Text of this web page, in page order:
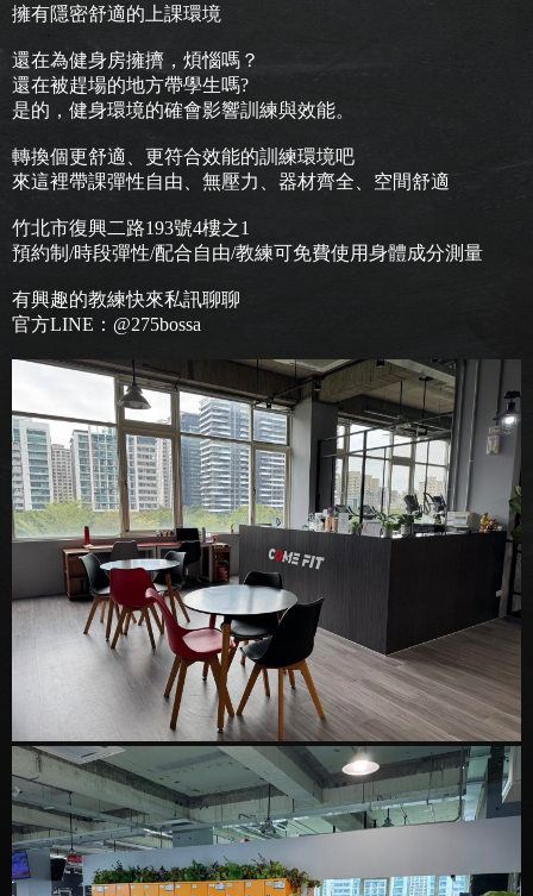
擁有隱密舒適的上課環境
還在為健身房擁擠，煩惱嗎？
還在被趕場的地方帶學生嗎?
是的，健身環境的確會影響訓練與效能。
轉換個更舒適、更符合效能的訓練環境吧
來這裡帶課彈性自由、無壓力、器材齊全、空間舒適
竹北市復興二路193號4樓之1
預約制/時段彈性/配合自由/教練可免費使用身體成分測量
有興趣的教練快來私訊聊聊
官方LINE：@275bossa